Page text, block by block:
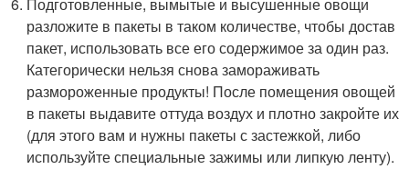
разложите в пакеты в таком количестве, чтобы достав
пакет, использовать все его содержимое за один раз.
Категорически нельзя снова замораживать
размороженные продукты! После помещения овощей
в пакеты выдавите оттуда воздух и плотно закройте их
(для этого вам и нужны пакеты с застежкой, либо
используйте специальные зажимы или липкую ленту).